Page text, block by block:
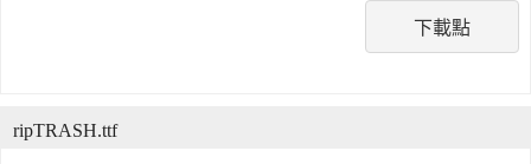
下載點
ripTRASH.ttf